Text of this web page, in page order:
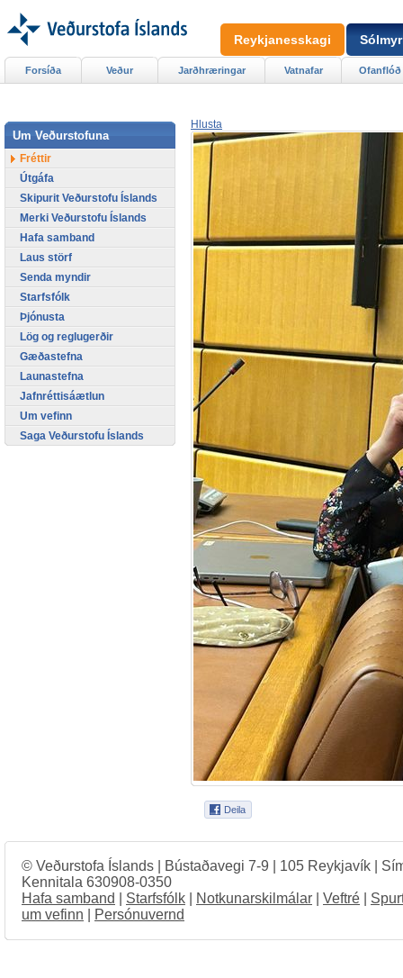
Hlusta
Forsíða Veður Jarðhræringar Vatnafar Ofanflóð
Um Veðurstofuna
Fréttir
Útgáfa
Skipurit Veðurstofu Íslands
Merki Veðurstofu Íslands
Hafa samband
Laus störf
Senda myndir
Starfsfólk
Þjónusta
Lög og reglugerðir
Gæðastefna
Launastefna
Jafnréttisáætlun
Um vefinn
Saga Veðurstofu Íslands
Reykjanesskagi
© Veðurstofa Íslands | Bústaðavegi 7-9 | 105 Reykjavík |
Kennitala 630908-0350
Hafa samband
Starfsfólk Notkunarskilmálar Veftré
um vefinn
Persónuvernd